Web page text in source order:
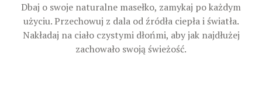
Dbaj o swoje naturalne masełko, zamykaj po każdym
użyciu. Przechowuj z dala od źródła ciepła i światła.
Nakładaj na ciało czystymi dłońmi, aby jak najdłużej
zachowało swoją świeżość.